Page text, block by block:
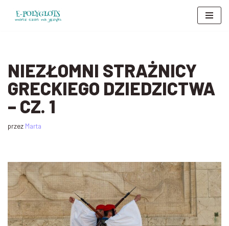
NIEZŁOMNI STRAŻNICY
GRECKIEGO DZIEDZICTWA
– CZ. 1
przez Marta